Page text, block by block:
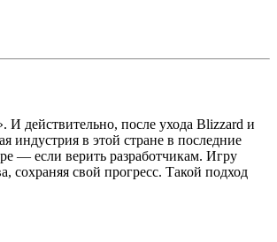
действительно, после ухода Blizzard и
индустрия в этой стране в последние
— если верить разработчикам. Игру
сохраняя свой прогресс. Такой подход